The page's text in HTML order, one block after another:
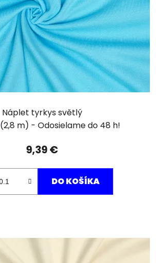
Náplet tyrkys světlý
(2,8 m)
9,39 €
DO KOŠÍKA